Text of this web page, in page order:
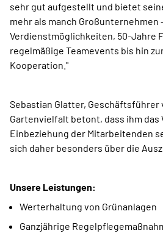
sehr gut aufgestellt und bietet
mehr als manch Großunternehmen
Verdienstmöglichkeiten, 50-Jahre
regelmäßige Teamevents bis hin
Kooperation."
Sebastian Glatter, Geschäftsführer
Gartenvielfalt betont, dass ihm das
Einbeziehung der Mitarbeitenden
sich daher besonders über die
Unsere Leistungen:
Werterhaltung von Grünanlagen
Ganzjährige